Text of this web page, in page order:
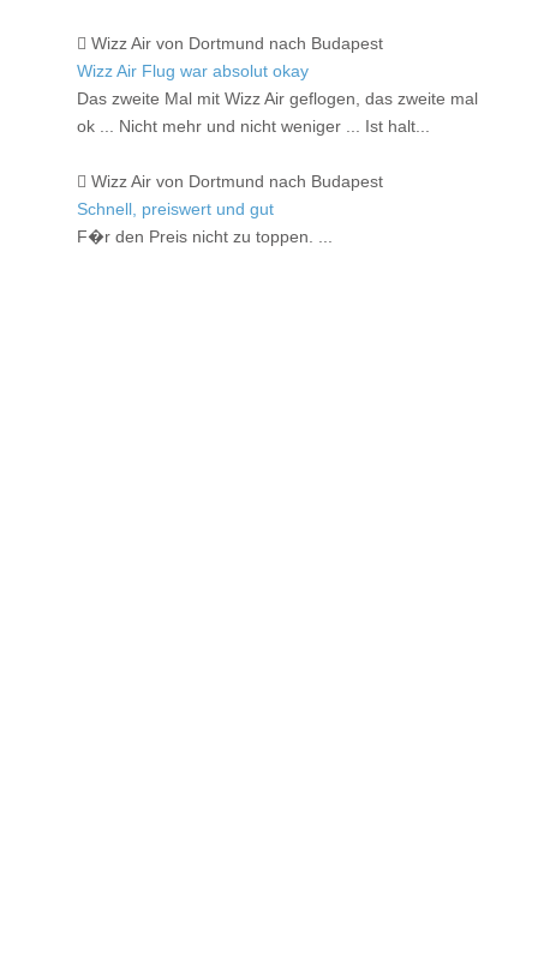
Wizz Air von Dortmund nach Budapest
Wizz Air Flug war absolut okay
Das zweite Mal mit Wizz Air geflogen, das zweite mal
ok ... Nicht mehr und nicht weniger ... Ist halt...
Wizz Air von Dortmund nach Budapest
Schnell, preiswert und gut
F�r den Preis nicht zu toppen. ...